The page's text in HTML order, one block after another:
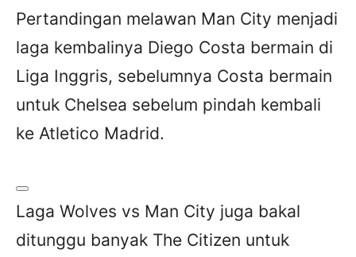
Pertandingan melawan Man City menjadi
laga kembalinya Diego Costa bermain di
Liga Inggris, sebelumnya Costa bermain
untuk Chelsea sebelum pindah kembali
ke Atletico Madrid.
Laga Wolves vs Man City juga bakal
ditunggu banyak The Citizen untuk